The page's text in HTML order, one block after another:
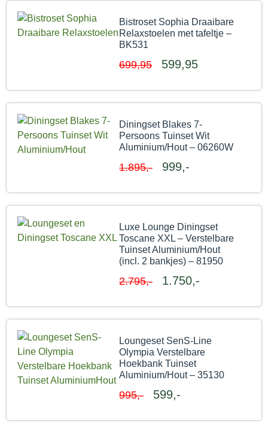
Bistroset Sophia Draaibare
Relaxstoelen met tafeltje –
BK531
699,95 599,95
Diningset Blakes 7-
Persoons Tuinset Wit
Aluminium/Hout – 06260W
1.895,- 999,-
Luxe Lounge Diningset
Toscane XXL – Verstelbare
Tuinset Aluminium/Hout
(incl. 2 bankjes) – 81950
2.795,- 1.750,-
Loungeset SenS-Line
Olympia Verstelbare
Hoekbank Tuinset
Aluminium/Hout – 35130
995,- 599,-